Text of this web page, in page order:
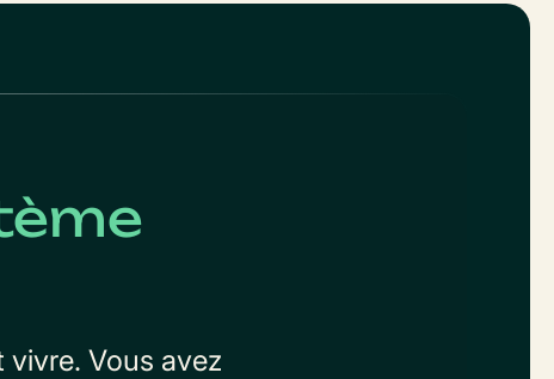
vivre. Vous avez